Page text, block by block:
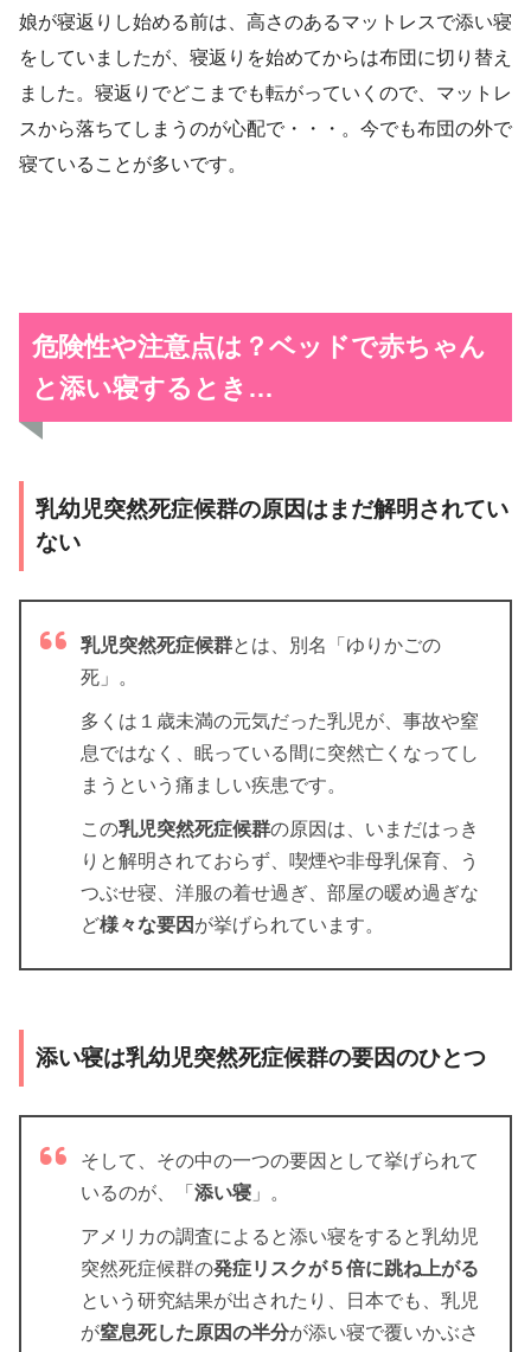
娘が寝返りし始める前は、高さのあるマットレスで添い寝
をしていましたが、寝返りを始めてからは布団に切り替え
ました。寝返りでどこまでも転がっていくので、マットレ
スから落ちてしまうのが心配で・・・。今でも布団の外で
寝ていることが多いです。
危険性や注意点は？ベッドで赤ちゃん
と添い寝するとき…
乳幼児突然死症候群の原因はまだ解明されてい
ない
乳児突然死症候群とは、別名「ゆりかごの
死」。
多くは１歳未満の元気だった乳児が、事故や窒
息ではなく、眠っている間に突然亡くなってし
まうという痛ましい疾患です。
この乳児突然死症候群の原因は、いまだはっき
りと解明されておらず、喫煙や非母乳保育、う
つぶせ寝、洋服の着せ過ぎ、部屋の暖め過ぎな
ど様々な要因 が挙げられています。
添い寝は乳幼児突然死症候群の要因のひとつ
そして、その中の一つの要因として挙げられて
いるのが、「 添い寝 」。
アメリカの調査によると添い寝をすると乳幼児
突然死症候群の発症リスクが５倍に跳ね上がる
という研究結果が出されたり、日本でも、乳児
が窒息死した原因の半分が添い寝で覆いかぶさ